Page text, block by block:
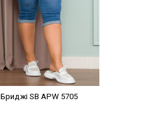
Бриджі SB APW 5705